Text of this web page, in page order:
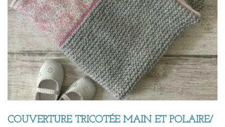
COUVERTURE TRICOTÉE MAIN ET POLAIRE/